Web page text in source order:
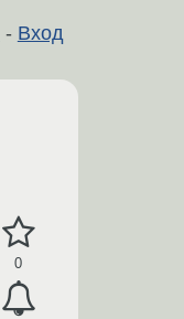
- Вход
0